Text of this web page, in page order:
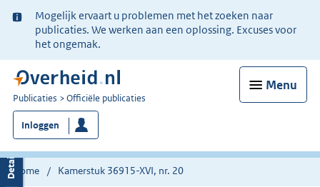
Ter
informatie:
Mogelijk ervaart u problemen met het zoeken naar
publicaties. We werken aan een oplossing. Excuses voor
het ongemak.
Menu
U
bent
nu
hier:
Publicaties Officiële publicaties
Inloggen
Home Kamerstuk 36915-XVI, nr. 20